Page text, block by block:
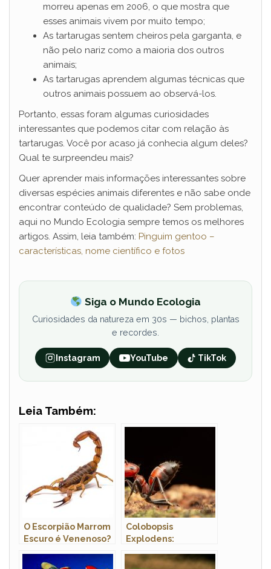
morreu apenas em 2006, o que mostra que
esses animais vivem por muito tempo;
As tartarugas sentem cheiros pela garganta, e
não pelo nariz como a maioria dos outros
animais;
As tartarugas aprendem algumas técnicas que
outros animais possuem ao observá-los.
Portanto, essas foram algumas curiosidades
interessantes que podemos citar com relação às
tartarugas. Você por acaso já conhecia algum deles?
Qual te surpreendeu mais?
Quer aprender mais informações interessantes sobre
diversas espécies animais diferentes e não sabe onde
encontrar conteúdo de qualidade? Sem problemas,
aqui no Mundo Ecologia sempre temos os melhores
artigos. Assim, leia também: Pinguim gentoo –
características, nome científico e fotos
Siga o Mundo Ecologia
Curiosidades da natureza em 30s — bichos, plantas
e recordes.
Instagram YouTube TikTok
Leia Também:
O Escorpião Marrom
Escuro é Venenoso?
Colobopsis
Explodens:
Nome Cientifico,